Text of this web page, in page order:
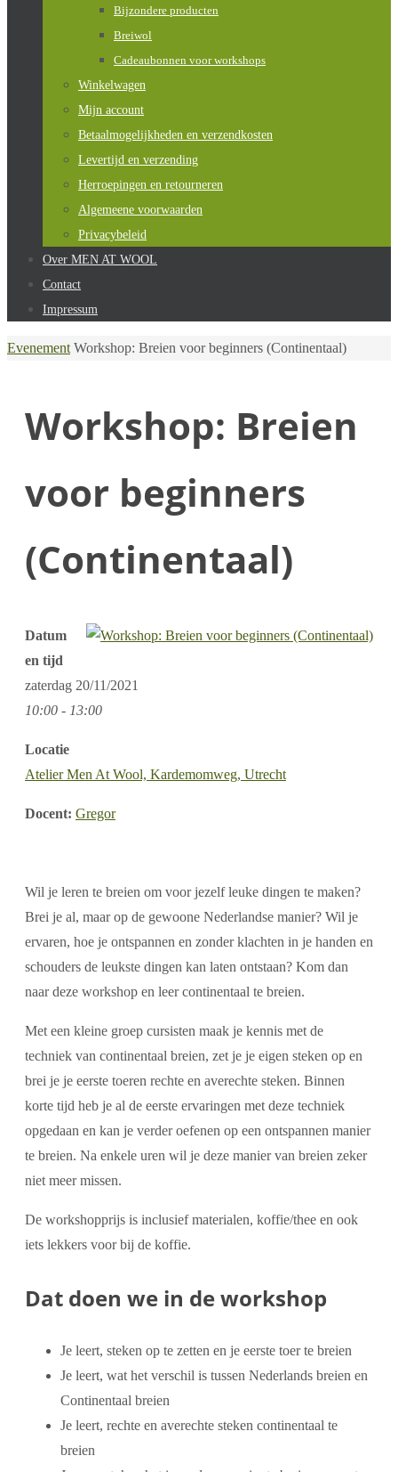
Bijzondere producten
Breiwol
Cadeaubonnen voor workshops
Winkelwagen
Mijn account
Betaalmogelijkheden en verzendkosten
Levertijd en verzending
Herroepingen en retourneren
Algemeene voorwaarden
Privacybeleid
Over MEN AT WOOL
Contact
Impressum
Home
Evenement Workshop: Breien voor beginners (Continentaal)
Workshop: Breien
voor beginners
(Continentaal)
Datum
en tijd
zaterdag 20/11/2021
10:00 - 13:00
Locatie
Atelier Men At Wool, Kardemomweg, Utrecht
Docent: Gregor
Wil je leren te breien om voor jezelf leuke dingen te maken?
Brei je al, maar op de gewoone Nederlandse manier? Wil je
ervaren, hoe je ontspannen en zonder klachten in je handen en
schouders de leukste dingen kan laten ontstaan? Kom dan
naar deze workshop en leer continentaal te breien.
Met een kleine groep cursisten maak je kennis met de
techniek van continentaal breien, zet je je eigen steken op en
brei je je eerste toeren rechte en averechte steken. Binnen
korte tijd heb je al de eerste ervaringen met deze techniek
opgedaan en kan je verder oefenen op een ontspannen manier
te breien. Na enkele uren wil je deze manier van breien zeker
niet meer missen.
De workshopprijs is inclusief materialen, koffie/thee en ook
iets lekkers voor bij de koffie.
Dat doen we in de workshop
Je leert, steken op te zetten en je eerste toer te breien
Je leert, wat het verschil is tussen Nederlands breien en
Continentaal breien
Je leert, rechte en averechte steken continentaal te
breien